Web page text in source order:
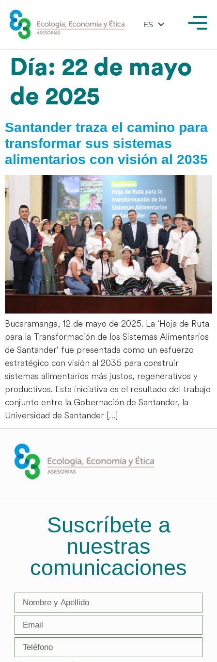
ES
EN
Día: 22 de mayo
de 2025
Santander traza el camino para
transformar sus sistemas
alimentarios con visión al 2035
Bucaramanga, 12 de mayo de 2025. La ‘Hoja de Ruta
para la Transformación de los Sistemas Alimentarios
de Santander’ fue presentada como un esfuerzo
estratégico con visión al 2035 para construir
sistemas alimentarios más justos, regenerativos y
productivos. Esta iniciativa es el resultado del trabajo
conjunto entre la Gobernación de Santander, la
Universidad de Santander […]
Suscríbete a
nuestras
comunicaciones